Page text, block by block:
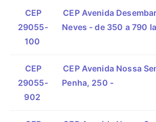
CEP
29055-
100
CEP Avenida
Neves - de 350 a 790
CEP
29055-
902
CEP Avenida Nossa
Penha, 250 -